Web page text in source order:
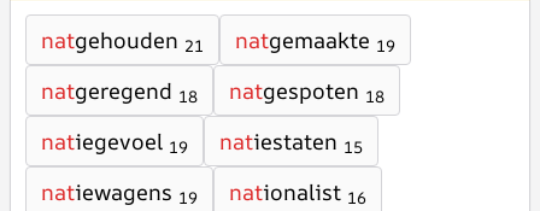
natgehouden 21 natgemaakte 19
natgeregend 18 natgespoten 18
natiegevoel 19 natiestaten 15
natiewagens 19 nationalist 16